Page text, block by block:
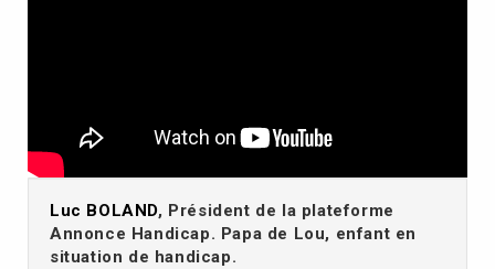
Luc BOLAND, Président de la plateforme
Annonce Handicap. Papa de Lou, enfant en
situation de handicap.